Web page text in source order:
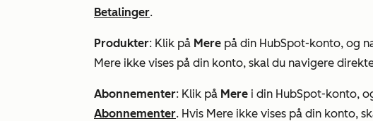
Betalinger.
Produkter: Klik på Mere på din HubSpot-konto, og
Mere ikke vises på din konto, skal du navigere
Abonnementer: Klik på Mere i din HubSpot-konto,
Abonnementer. Hvis Mere ikke vises på din konto,